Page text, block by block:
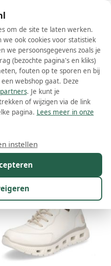
Wis filters Alle filters
laarzen
om de site te laten werken.
ook cookies voor statistiek
we persoonsgegevens zoals je
(bezochte pagina's en kliks)
fouten op te sporen en bij
webshop gaat. Deze
. Je kunt je
of wijzigen via de link
pagina. Lees meer in onze
instellen